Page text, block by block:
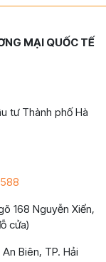
MẠI QUỐC TẾ
tư Thành phố Hà
168 Nguyễn Xiển,
cửa)
Biên, TP. Hải